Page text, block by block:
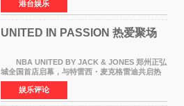
露，黎彼得今年3月中风后便卧床休养，身体机能
持续衰退，最
港台娱乐
UNITED IN PASSION 热爱聚场
NBA UNITED BY JACK & JONES 郑州正弘
城全国首店启幕，与特雷西・麦克格雷迪共启热
爱 2026 年7 月21 日，
NBAUNITEDBYJACK&JONES 全国首店，于郑
州正弘城正式启幕。NBA 传奇球星
娱乐评论